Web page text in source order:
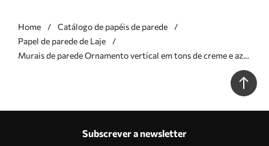
Home
Catálogo de papéis de parede
Papel de parede de Laje
Murais de parede Ornamento vertical em tons de creme e azul
Subscrever a newsletter